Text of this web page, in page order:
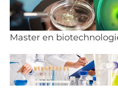
Master en